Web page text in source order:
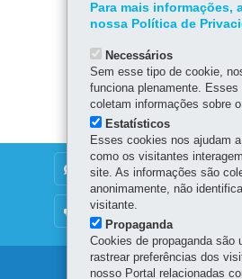
DENUNCIE CORRUPÇÃO
OUVIDORIA
Para mais informações,
nossa Política de
Necessários
Sem esse tipo de cookie,
funciona plenamente. Esses
coletam informações sobre
Estatísticos
Esses cookies nos ajudam
como os visitantes
site. As informações são
anonimamente, não
visitante.
Propaganda
Cookies de propaganda são
rastrear preferências dos
nosso Portal relacionadas